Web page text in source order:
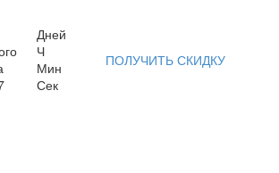
Дней
Ч
Мин
Сек
ПОЛУЧИТЬ СКИДКУ